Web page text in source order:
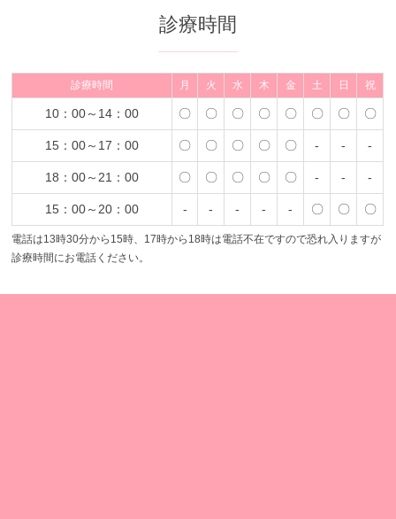
診療時間
診療時間 月 火 水 木 金 土 日 祝
10：00～14：00 〇 〇 〇 〇 〇 〇 〇 〇
15：00～17：00 〇 〇 〇 〇 〇 - - -
18：00～21：00 〇 〇 〇 〇 〇 - - -
15：00～20：00 - - - - - 〇 〇 〇
電話は13時30分から15時、17時から18時は電話不在ですので恐れ入りますが
診療時間にお電話ください。